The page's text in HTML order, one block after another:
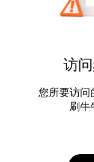
访
您所要访问
刷牛